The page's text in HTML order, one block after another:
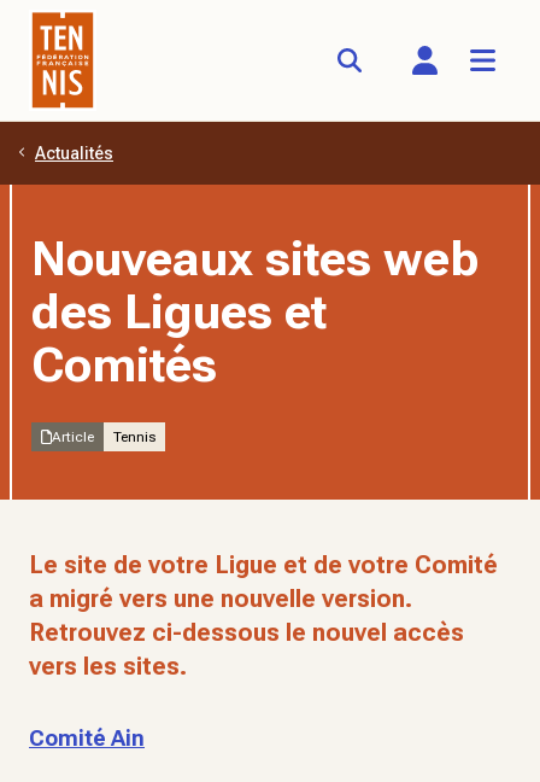
Aller au contenu principal
Actualités
Nouveaux sites web
des Ligues et
Comités
Article Tennis
Le site de votre Ligue et de votre Comité
a migré vers une nouvelle version.
Retrouvez ci-dessous le nouvel accès
vers les sites.
Comité Ain